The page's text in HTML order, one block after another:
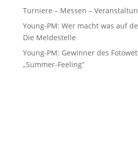
Turniere – Messen –
Young-PM: Wer macht was auf
Die Meldestelle
Young-PM: Gewinner des
„Summer-Feeling”